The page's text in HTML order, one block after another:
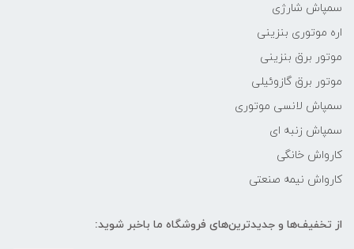
سمپاش شارژی
اره موتوری بنزینی
موتور برق بنزینی
موتور برق گازوئیلی
سمپاش لانسی موتوری
سمپاش زنبه ای
کارواش خانگی
کارواش نیمه صنعتی
از تخفیف‌ها و جدیدترین‌های فروشگاه ما باخبر شوید: